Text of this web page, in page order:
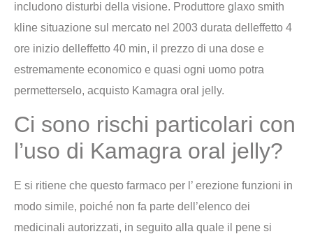
includono disturbi della visione. Produttore glaxo smith
kline situazione sul mercato nel 2003 durata delleffetto 4
ore inizio delleffetto 40 min, il prezzo di una dose e
estremamente economico e quasi ogni uomo potra
permetterselo, acquisto Kamagra oral jelly.
Ci sono rischi particolari con
l’uso di Kamagra oral jelly?
E si ritiene che questo farmaco per l’ erezione funzioni in
modo simile, poiché non fa parte dell’elenco dei
medicinali autorizzati, in seguito alla quale il pene si